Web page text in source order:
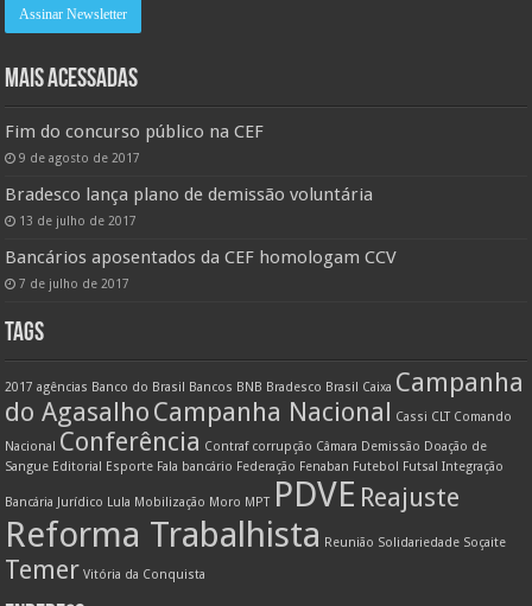
MAIS ACESSADAS
Fim do concurso público na CEF
9 de agosto de 2017
Bradesco lança plano de demissão voluntária
13 de julho de 2017
Bancários aposentados da CEF homologam CCV
7 de julho de 2017
TAGS
2017 agências Banco do Brasil Bancos BNB Bradesco Brasil Caixa Campanha
do Agasalho Campanha Nacional Cassi CLT Comando
Nacional
Conferência Contraf corrupção Câmara Demissão Doação de
Sangue Editorial Esporte Fala bancário Federação Fenaban Futebol Futsal Integração
Bancária Jurídico Lula Mobilização Moro MPT PDVE Reajuste
Reforma Trabalhista Reunião Solidariedade Soçaite
Temer Vitória da Conquista